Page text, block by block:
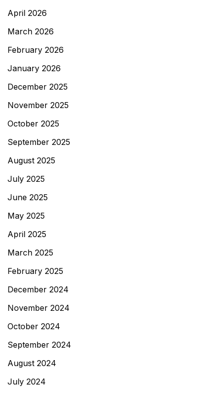
April 2026
March 2026
February 2026
January 2026
December 2025
November 2025
October 2025
September 2025
August 2025
July 2025
June 2025
May 2025
April 2025
March 2025
February 2025
December 2024
November 2024
October 2024
September 2024
August 2024
July 2024